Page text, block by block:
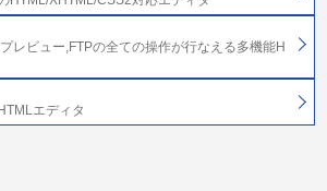
レビュー,FTPの全ての操作が行なえる多機能H
エディタ